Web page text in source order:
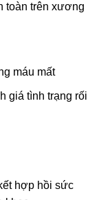
toàn trên xương
máu mất
giá tình trạng rối
hợp hồi sức